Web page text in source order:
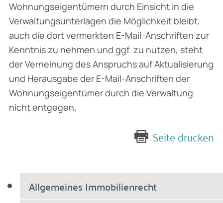
Allgemeines Immobilienrecht
Wohnungseigentümern durch Einsicht in die
Verwaltungs­unterlagen die Möglichkeit bleibt,
auch die dort vermerkten E-Mail-Anschriften zur
Kenntnis zu nehmen und ggf. zu nutzen, steht
der Verneinung des Anspruchs auf Aktualisierung
und Herausgabe der E-Mail-Anschriften der
Wohnungseigentümer durch die Verwaltung
nicht entgegen.
Seite drucken